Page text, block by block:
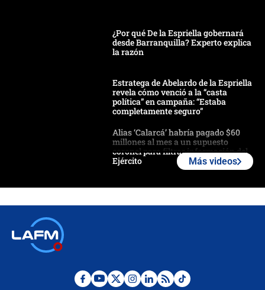
¿Por qué De la Espriella gobernará
desde Barranquilla? Experto explica
la razón
Estratega de Abelardo de la Espriella
revela cómo venció a la “casta
política” en campaña: “Estaba
completamente seguro”
Alias ‘Calarcá’ habría pagado $60
millones al mes a un supuesto
coronel para filtrar información del
Ejército
Ministro de Defensa no descarta el
Más videos